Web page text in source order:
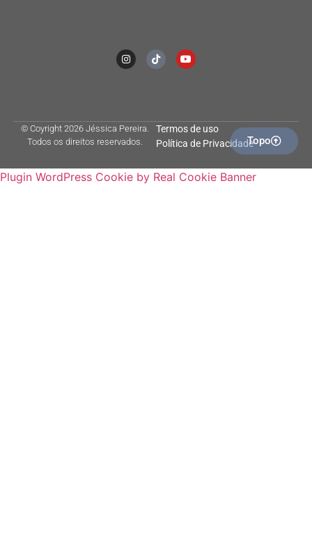
© Coyright 2026 Jéssica Pereira.
Todos os direitos reservados.
Termos de uso
Política de PrivacidadeTopo
Plugin WordPress Cookie by Real Cookie Banner